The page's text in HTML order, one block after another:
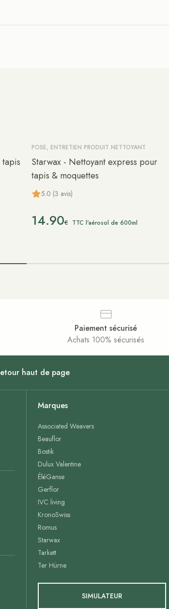
POSE, ENTRETIEN PRODUIT NETTOYANT
Starwax - Nettoyant express pour
tapis & moquettes
5.0 (3 avis)
14.90€ TTC l'aérosol de 600ml
Paiement sécurisé
Achats 100% sécurisés
haut de page
Marques
Associated Weavers
Beauflor
Bostik
Dulux Valentine
ÉléGanse
Gerflor
IVC living
KronoSwiss
Romus
Starwax
Tarkett
Ter Hürne
SIMULATEUR